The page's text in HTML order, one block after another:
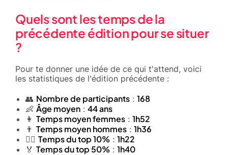
Quels sont les temps de la
précédente édition pour se situer
?
Pour te donner une idée de ce qui t'attend, voici
les statistiques de l'édition précédente :
👥 Nombre de participants : 168
👶 Âge moyen : 44 ans
👩 Temps moyen femmes : 1h52
👨 Temps moyen hommes : 1h36
🏃‍♂️ Temps du top 10% : 1h22
🏅 Temps du top 50% : 1h40